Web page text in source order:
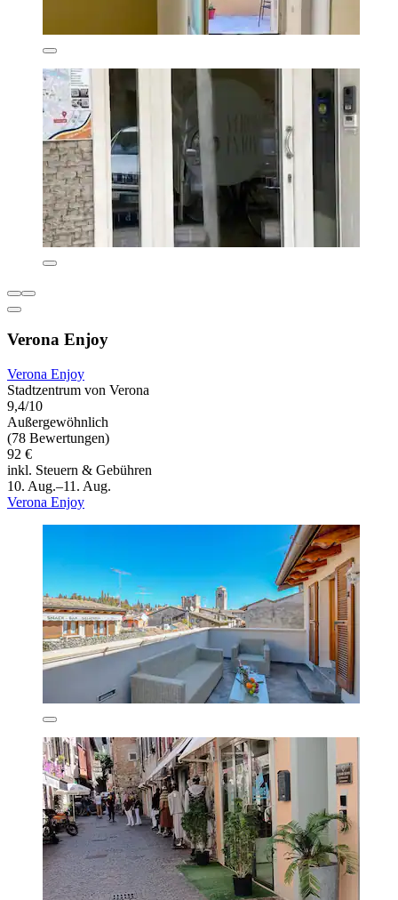
Verona Enjoy
Verona Enjoy
Stadtzentrum von Verona
9,4/10
Außergewöhnlich
(78 Bewertungen)
92 €
inkl. Steuern & Gebühren
10. Aug.–11. Aug.
Verona Enjoy